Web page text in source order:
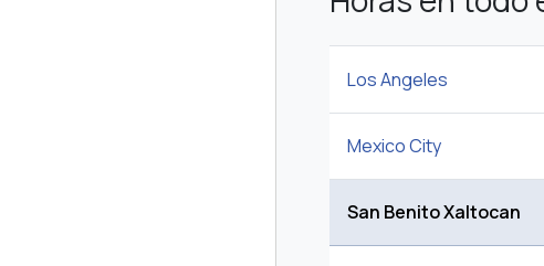
Los Angeles
Mexico City
San Benito Xaltocan